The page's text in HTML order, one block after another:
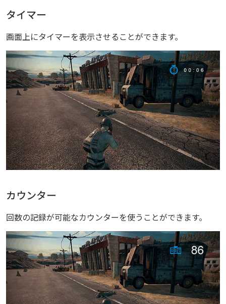
タイマー
画面上にタイマーを表示させることができます。
カウンター
回数の記録が可能なカウンターを使うことができます。